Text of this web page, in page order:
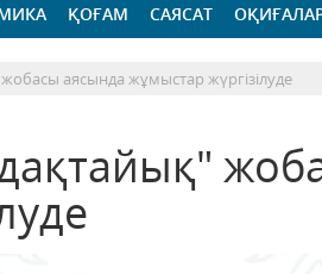
ҚОҒАМ САЯСАТ
аясында жұмыстар жүргізілуде